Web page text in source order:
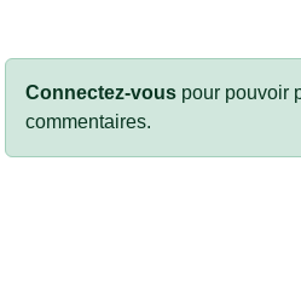
Connectez-vous pour pouvoir
commentaires.